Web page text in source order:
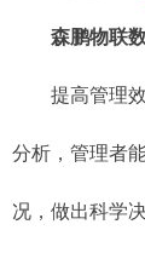
森鹏物联数
提高管理效
分析，管理者
况，做出科学决